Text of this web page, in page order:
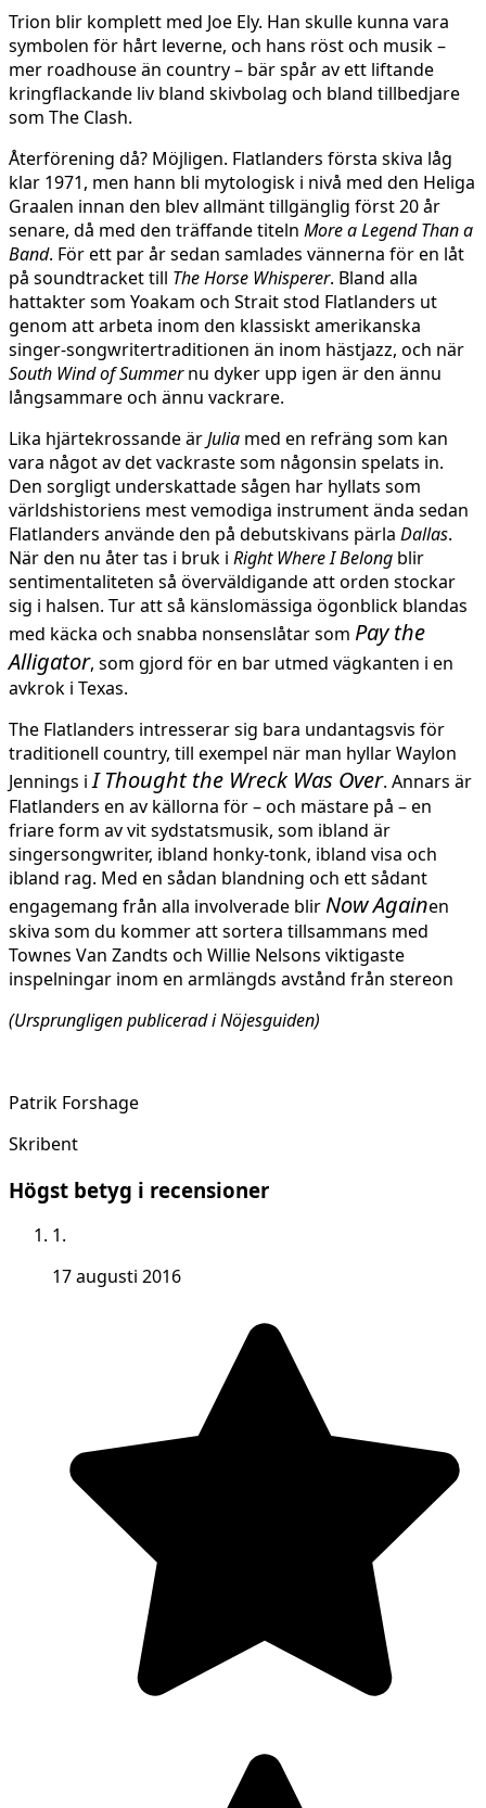
Trion blir komplett med Joe Ely. Han skulle kunna vara
symbolen för hårt leverne, och hans röst och musik –
mer roadhouse än country – bär spår av ett liftande
kringflackande liv bland skivbolag och bland tillbedjare
som The Clash.
Återförening då? Möjligen. Flatlanders första skiva låg
klar 1971, men hann bli mytologisk i nivå med den Heliga
Graalen innan den blev allmänt tillgänglig först 20 år
senare, då med den träffande titeln More a Legend Than a
Band. För ett par år sedan samlades vännerna för en låt
på soundtracket till The Horse Whisperer. Bland alla
hattakter som Yoakam och Strait stod Flatlanders ut
genom att arbeta inom den klassiskt amerikanska
singer-songwritertraditionen än inom hästjazz, och när
South Wind of Summernu dyker upp igen är den ännu
långsammare och ännu vackrare.
Lika hjärtekrossande ärJulia med en refräng som kan
vara något av det vackraste som någonsin spelats in.
Den sorgligt underskattade sågen har hyllats som
världshistoriens mest vemodiga instrument ända sedan
Flatlanders använde den på debutskivans pärla Dallas.
När den nu åter tas i bruk i Right Where I Belong blir
sentimentaliteten så överväldigande att orden stockar
sig i halsen. Tur att så känslomässiga ögonblick blandas
med käcka och snabba nonsenslåtar som Pay the
Alligator, som gjord för en bar utmed vägkanten i en
avkrok i Texas.
The Flatlanders intresserar sig bara undantagsvis för
traditionell country, till exempel när man hyllar Waylon
Jennings iI Thought the Wreck Was Over. Annars är
Flatlanders en av källorna för – och mästare på – en
friare form av vit sydstatsmusik, som ibland är
singersongwriter, ibland honky-tonk, ibland visa och
ibland rag. Med en sådan blandning och ett sådant
engagemang från alla involverade blirNow Againen
skiva som du kommer att sortera tillsammans med
Townes Van Zandts och Willie Nelsons viktigaste
inspelningar inom en armlängds avstånd från stereon
(Ursprungligen publicerad i Nöjesguiden)
Patrik Forshage
Skribent
Högst betyg i recensioner
1.
17 augusti 2016